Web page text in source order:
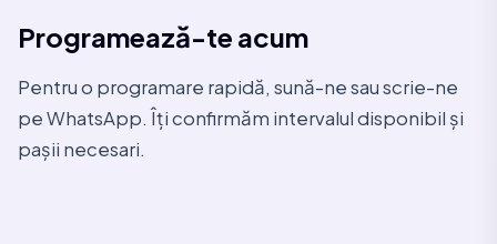
Programează-te acum
Pentru o programare rapidă, sună-ne sau scrie-ne
pe WhatsApp. Îți confirmăm intervalul disponibil și
pașii necesari.